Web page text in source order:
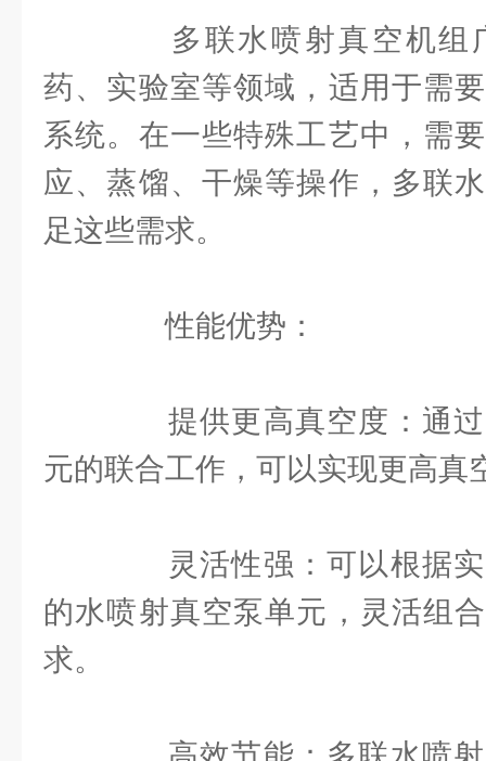
多联水喷射真空机组
药、实验室等领域，适用于需
系统。在一些特殊工艺中，需
应、蒸馏、干燥等操作，多联
足这些需求。
性能优势：
提供更高真空度：通过
元的联合工作，可以实现更高真
灵活性强：可以根据实
的水喷射真空泵单元，灵活组
求。